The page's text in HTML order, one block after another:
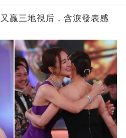
贏三地視后，含淚發表感